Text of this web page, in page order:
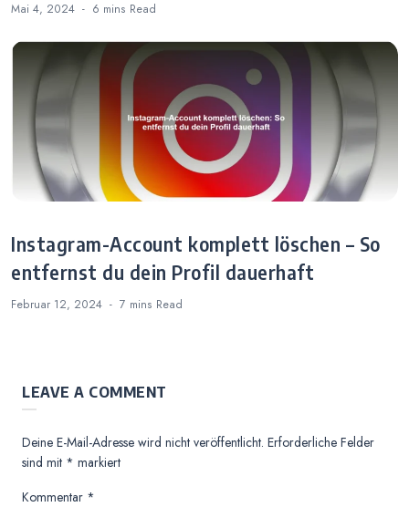
Mai 4, 2024 6 mins Read
Instagram-Account komplett löschen – So
entfernst du dein Profil dauerhaft
Februar 12, 2024 7 mins Read
LEAVE A COMMENT
Deine E-Mail-Adresse wird nicht veröffentlicht. Erforderliche Felder
sind mit * markiert
Kommentar *